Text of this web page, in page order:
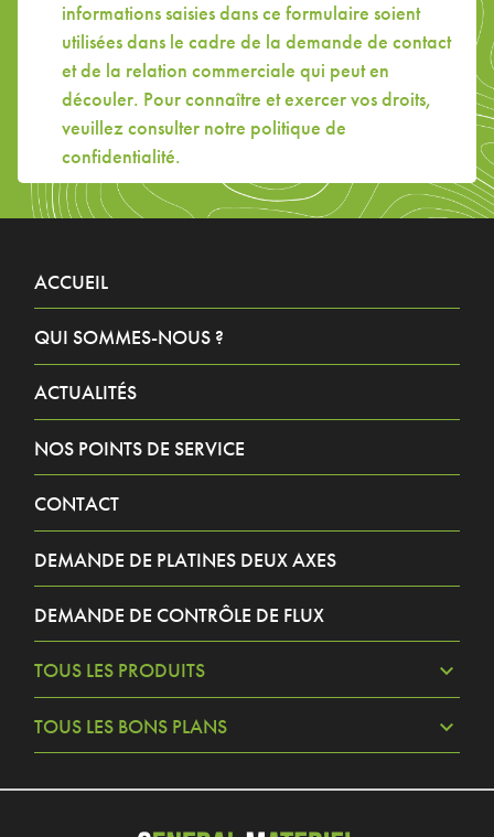
informations saisies dans ce formulaire soient
utilisées dans le cadre de la demande de contact
et de la relation commerciale qui peut en
découler. Pour connaître et exercer vos droits,
veuillez consulter notre politique de
confidentialité.
ACCUEIL
QUI SOMMES-NOUS ?
ACTUALITÉS
NOS POINTS DE SERVICE
CONTACT
DEMANDE DE PLATINES DEUX AXES
DEMANDE DE CONTRÔLE DE FLUX
TOUS LES PRODUITS
TOUS LES BONS PLANS